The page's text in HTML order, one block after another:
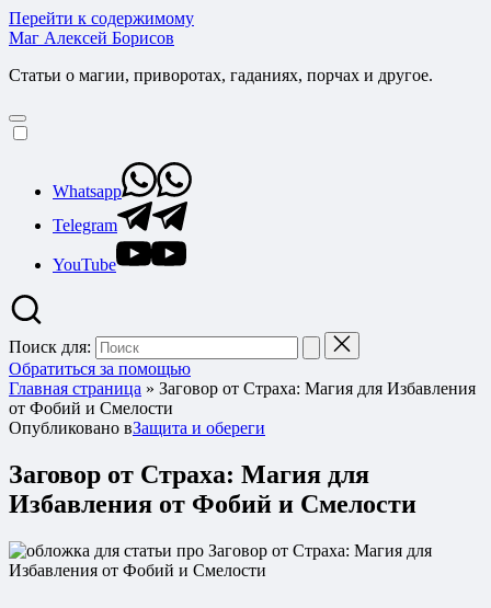
Перейти к содержимому
Маг Алексей Борисов
Статьи о магии, приворотах, гаданиях, порчах и другое.
Whatsapp
Telegram
YouTube
Поиск для:
Обратиться за помощью
Главная страница » Заговор от Страха: Магия для Избавления
от Фобий и Смелости
Опубликовано вЗащита и обереги
Заговор от Страха: Магия для
Избавления от Фобий и Смелости